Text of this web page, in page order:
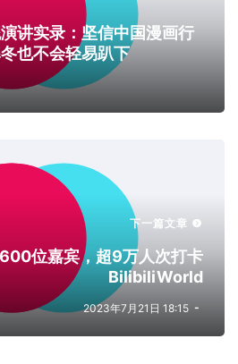
讲实录：坚信中国漫画行
也不会轻易趴下
下一篇文章
位嘉宾，超9万人次打卡
BilibiliWorld
2023年7月21日 18:15